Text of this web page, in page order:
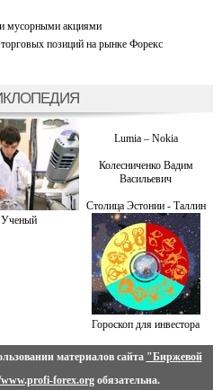
мусорными акциями
позиций на рынке Форекс
Ученый
Lumia – Nokia
Колесниченко Вадим
Васильевич
Столица Эстонии - Таллин
Гороскоп для инвестора
материалов сайта "Биржевой
forex.orgобязательна.